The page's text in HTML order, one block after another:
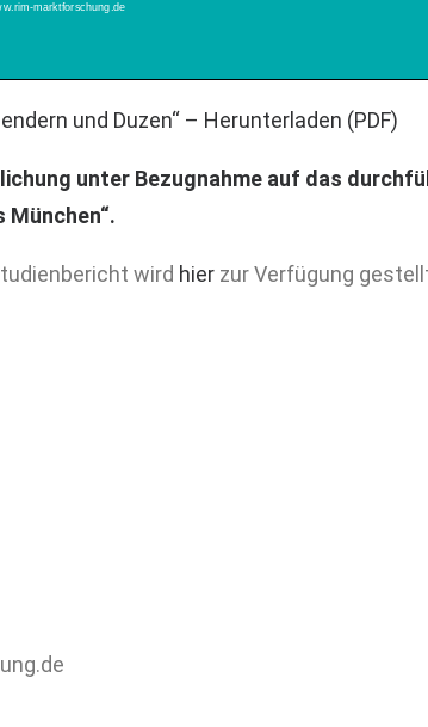
und Duzen“ – Herunterladen (PDF)
unter Bezugnahme auf das
wird hier zur Verfügung